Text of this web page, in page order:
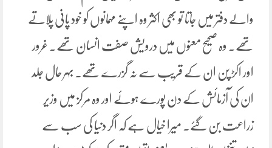
والے دفتر میں جاتا تو بھی اکثر وہ اپنے مہمانوں کو خود پانی پلاتے
تھے۔ وہ صحیح معنوں میں درویش صفت انسان تھے۔ غرور
اور اکڑ پن ان کے قریب سے نہ گزرے تھے۔ بہر حال جلد
ان کی آزمائش کے دن پورے ہوئے اور وہ مرکز میں وزیر
زراعت بن گئے۔ میرا خیال ہے کہ اگر دنیا کی سب سے